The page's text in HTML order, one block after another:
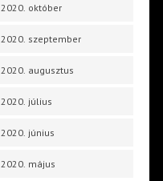
2020. október
2020. szeptember
2020. augusztus
2020. július
2020. június
2020. május